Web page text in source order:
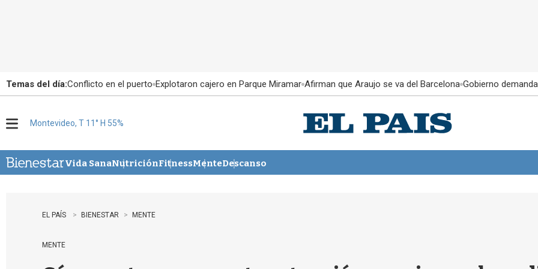
Temas del día:Conflicto en el puerto Explotaron cajero en Parque Miramar Afirman que Araujo se va del Barcelona Gobierno
u
Montevideo, T 11° H 55%
Vida SanaNutriciónFitnessMenteDescanso
EL PAÍS BIENESTAR MENTE
MENTE